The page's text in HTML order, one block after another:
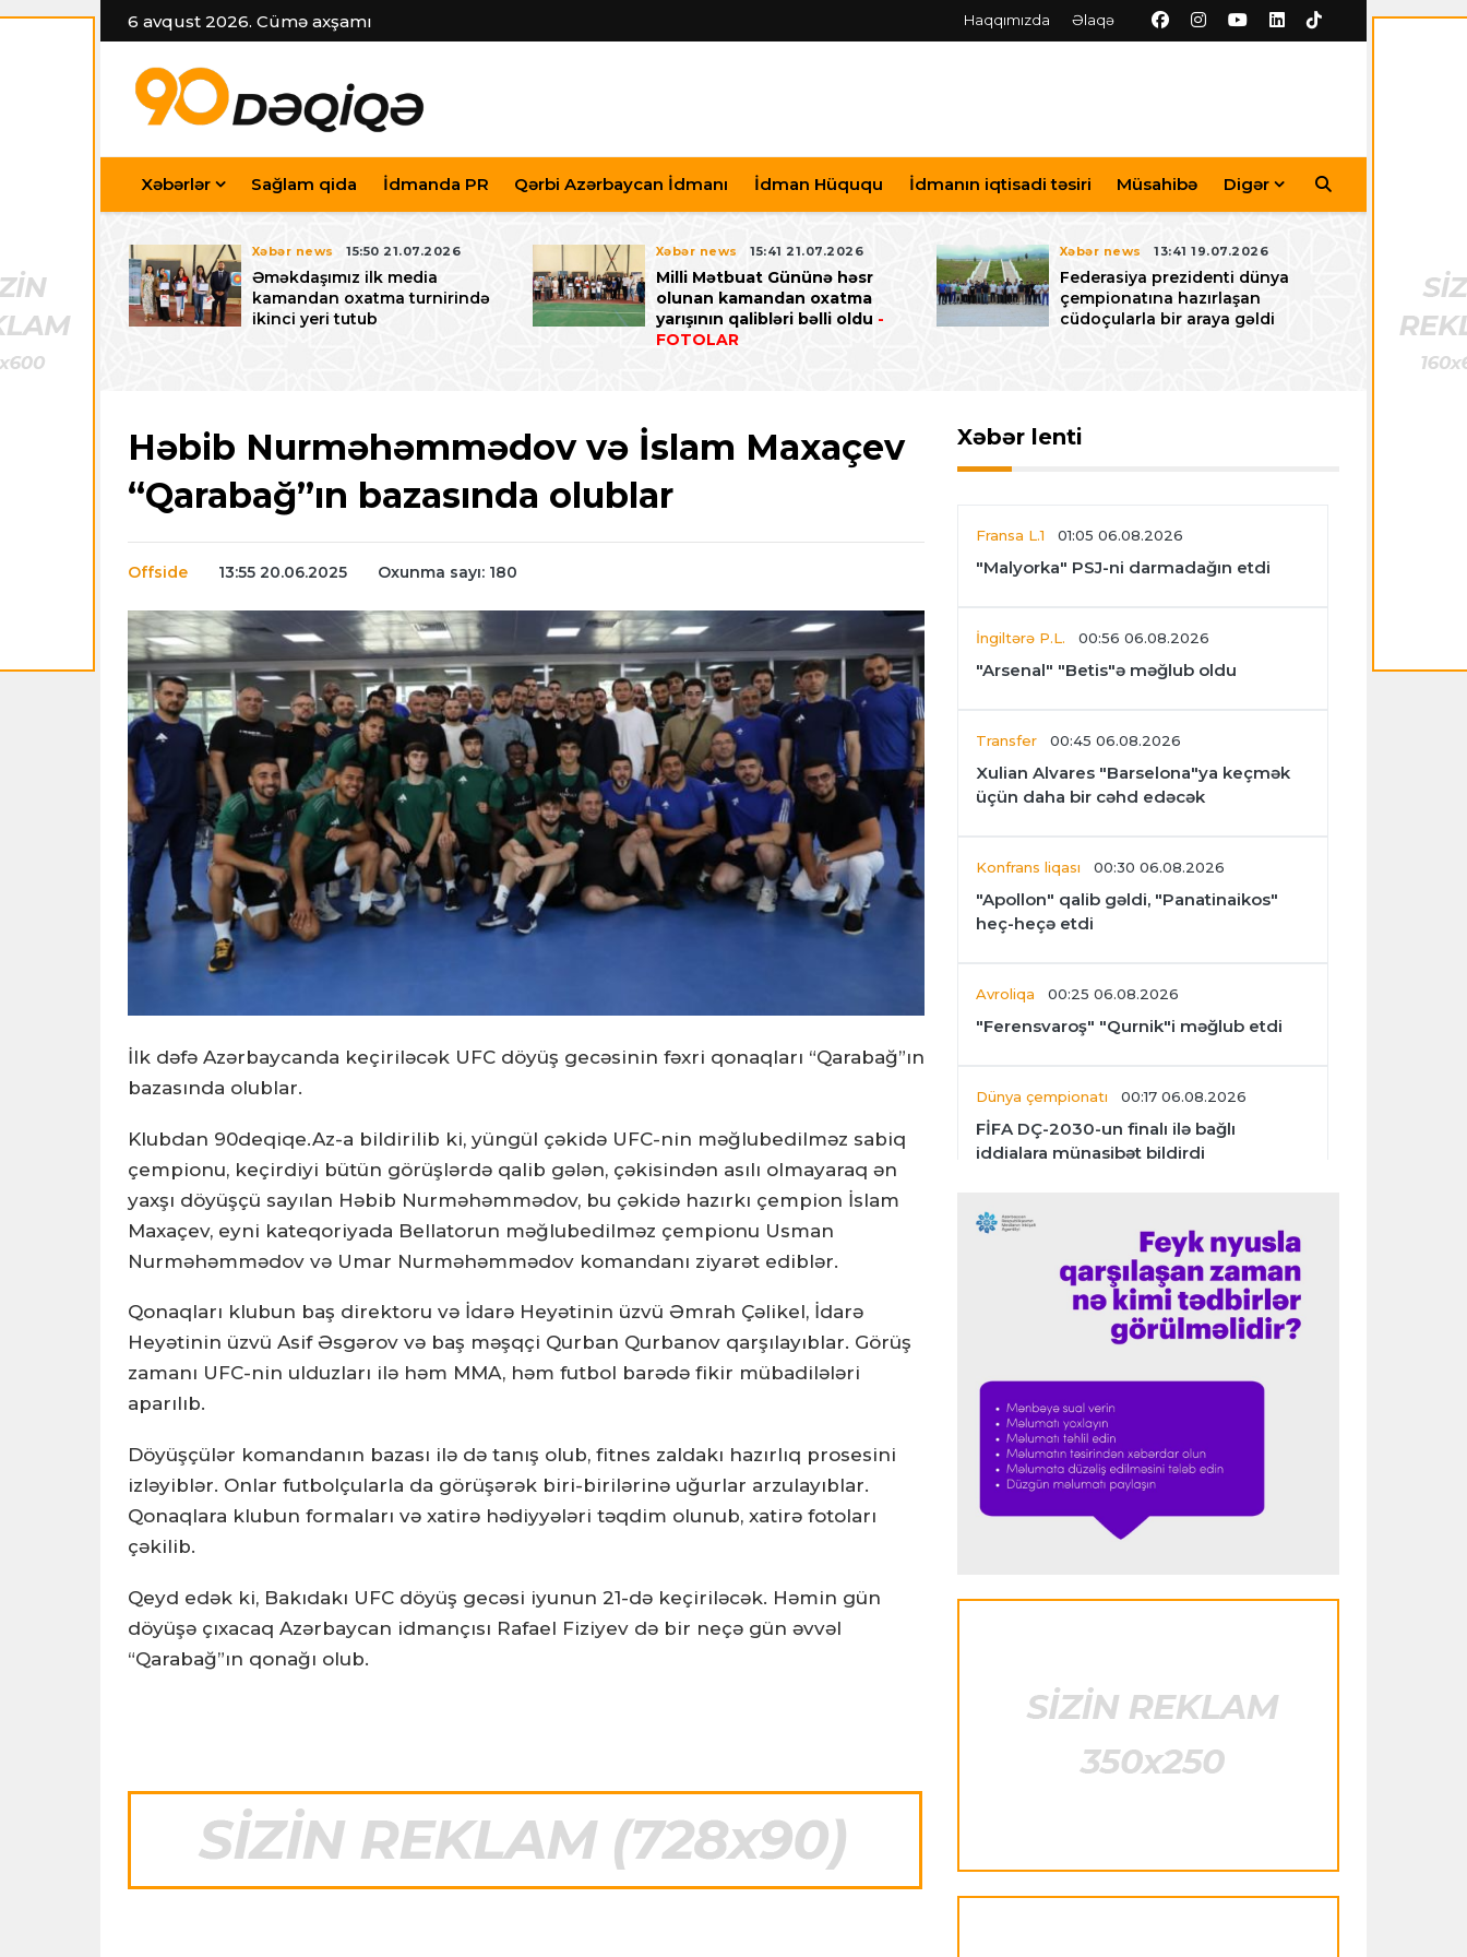
6 avqust 2026. Cümə axşamı Haqqımızda Əlaqə
Xəbərlər Sağlam qida İdmanda PR Qərbi Azərbaycan İdmanı İdman Hüququ İdmanın iqtisadi təsiri Müsahibə Digər
U-15
festivalı ilə
Xəbər news 15:50 21.07.2026
Əməkdaşımız ilk media
kamandan oxatma turnirində
ikinci yeri tutub
Xəbər news 15:41 21.07.2026
Milli Mətbuat Gününə həsr
olunan kamandan oxatma
yarışının qalibləri bəlli oldu -
FOTOLAR
Xəbər news 13:41 19.07.2026
Federasiya prezidenti dünya
çempionatına hazırlaşan
cüdoçularla bir araya gəldi
Həbib Nurməhəmmədov və İslam Maxaçev
“Qarabağ”ın bazasında olublar
Offside 13:55 20.06.2025 Oxunma sayı: 180
İlk dəfə Azərbaycanda keçiriləcək UFC döyüş gecəsinin fəxri qonaqları “Qarabağ”ın
bazasında olublar.
Klubdan 90deqiqe.Az-a bildirilib ki, yüngül çəkidə UFC-nin məğlubedilməz sabiq
çempionu, keçirdiyi bütün görüşlərdə qalib gələn, çəkisindən asılı olmayaraq ən
yaxşı döyüşçü sayılan Həbib Nurməhəmmədov, bu çəkidə hazırkı çempion İslam
Maxaçev, eyni kateqoriyada Bellatorun məğlubedilməz çempionu Usman
Nurməhəmmədov və Umar Nurməhəmmədov komandanı ziyarət ediblər.
Qonaqları klubun baş direktoru və İdarə Heyətinin üzvü Əmrah Çəlikel, İdarə
Heyətinin üzvü Asif Əsgərov və baş məşqçi Qurban Qurbanov qarşılayıblar. Görüş
zamanı UFC-nin ulduzları ilə həm MMA, həm futbol barədə fikir mübadilələri
aparılıb.
Döyüşçülər komandanın bazası ilə də tanış olub, fitnes zaldakı hazırlıq prosesini
izləyiblər. Onlar futbolçularla da görüşərək biri-birilərinə uğurlar arzulayıblar.
Qonaqlara klubun formaları və xatirə hədiyyələri təqdim olunub, xatirə fotoları
çəkilib.
Qeyd edək ki, Bakıdakı UFC döyüş gecəsi iyunun 21-də keçiriləcək. Həmin gün
döyüşə çıxacaq Azərbaycan idmançısı Rafael Fiziyev də bir neçə gün əvvəl
“Qarabağ”ın qonağı olub.
Xəbər lenti
Fransa L.1 01:05 06.08.2026
"Malyorka" PSJ-ni darmadağın etdi
İngiltərə P.L. 00:56 06.08.2026
"Arsenal" "Betis"ə məğlub oldu
Transfer 00:45 06.08.2026
Xulian Alvares "Barselona"ya keçmək
üçün daha bir cəhd edəcək
Konfrans liqası 00:30 06.08.2026
"Apollon" qalib gəldi, "Panatinaikos"
heç-heçə etdi
Avroliqa 00:25 06.08.2026
"Ferensvaroş" "Qurnik"i məğlub etdi
Dünya çempionatı 00:17 06.08.2026
FİFA DÇ-2030-un finalı ilə bağlı
iddialara münasibət bildirdi
Transfer
"İnter"in müdafiəçisi üç klubu rədd etdi
00:02 06.08.2026
cavabsız qolla məğlub etdi
İtaliya S.A. 23:59 05.08.2026
"Ümid edirəm ki, Leau "Milan"da
qalacaq"
Transfer 23:50 05.08.2026
"Fiorentina"ya keçir
"Atletiko"nun müdafiəçisi "Aston